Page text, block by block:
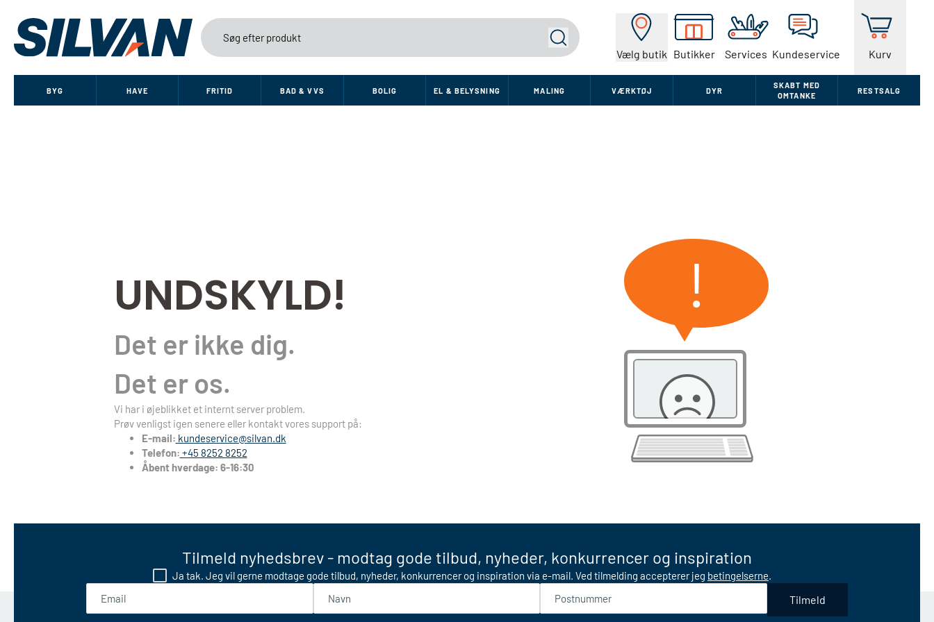
Vælg butik Butikker Services Kundeservice Kurv
Søg
BYG HAVE FRITID BAD & VVS BOLIG EL & BELYSNING MALING VÆRKTØJ DYR
SKABT MED
OMTANKE
RESTSALG
UNDSKYLD!
Det er ikke dig.
Det er os.
Vi har i øjeblikket et internt server problem.
Prøv venligst igen senere eller kontakt vores support på:
E-mail: kundeservice@silvan.dk
Telefon: +45 8252 8252
Åbent hverdage: 6-16:30
!
Tilmeld nyhedsbrev - modtag gode tilbud, nyheder, konkurrencer og inspiration
Ja tak. Jeg vil gerne modtage gode tilbud, nyheder, konkurrencer og inspiration via e-mail. Ved tilmelding accepterer jeg betingelserne.
Tilmeld